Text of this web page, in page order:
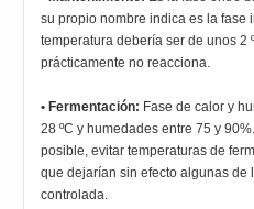
su propio nombre indica es la fase
temperatura debería ser de unos 2
prácticamente no reacciona.
• Fermentación: Fase de calor y
28 ºC y humedades entre 75 y
posible, evitar temperaturas de
que dejarían sin efecto algunas de
controlada.